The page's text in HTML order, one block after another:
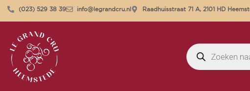
(023) 529 38 39 info@legrandcru.nl Raadhuisstraat 71 A, 2101 HD